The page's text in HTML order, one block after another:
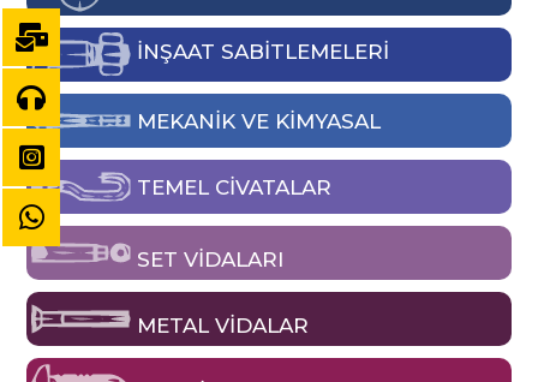
İNŞAAT SABİTLEMELERİ
MEKANIK VE KIMYASAL
TEMEL CIVATALAR
SET VIDALARI
METAL VIDALAR